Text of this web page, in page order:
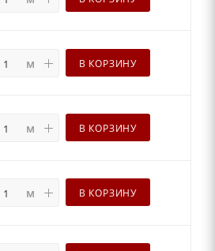
м В КОРЗИНУ
м В КОРЗИНУ
м В КОРЗИНУ